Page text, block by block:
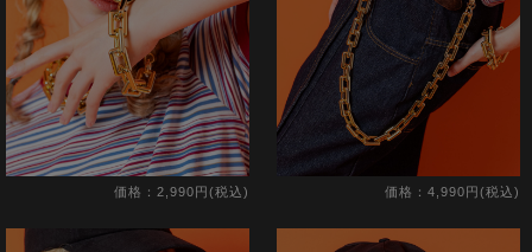
価格：2,990円(税込) 価格：4,990円(税込)